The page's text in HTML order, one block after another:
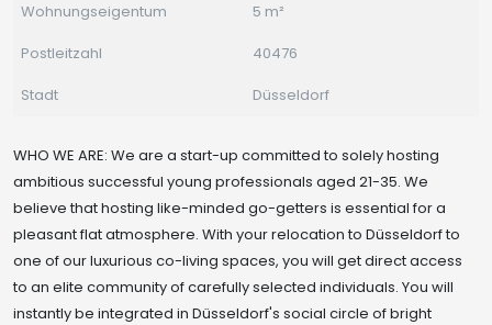
Wohnungseigentum
5 m²
Postleitzahl
40476
Stadt
Düsseldorf
WHO WE ARE: We are a start-up committed to solely hosting
ambitious successful young professionals aged 21-35. We
believe that hosting like-minded go-getters is essential for a
pleasant flat atmosphere. With your relocation to Düsseldorf to
one of our luxurious co-living spaces, you will get direct access
to an elite community of carefully selected individuals. You will
instantly be integrated in Düsseldorf's social circle of bright